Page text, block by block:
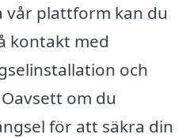
vår plattform kan du
kontakt med
och
om du
för att säkra din